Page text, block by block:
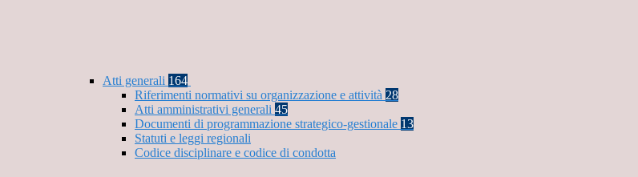
Atti generali 164
Riferimenti normativi su organizzazione e attività 28
Atti amministrativi generali 45
Documenti di programmazione strategico-gestionale 13
Statuti e leggi regionali
Codice disciplinare e codice di condotta